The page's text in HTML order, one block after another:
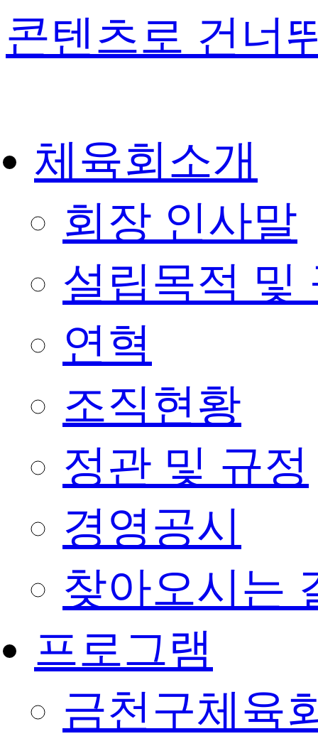
콘텐츠로 건너
체육회소개
회장 인사말
설립목적 및
연혁
조직현황
정관 및 규정
경영공시
찾아오시는
프로그램
금천구체육